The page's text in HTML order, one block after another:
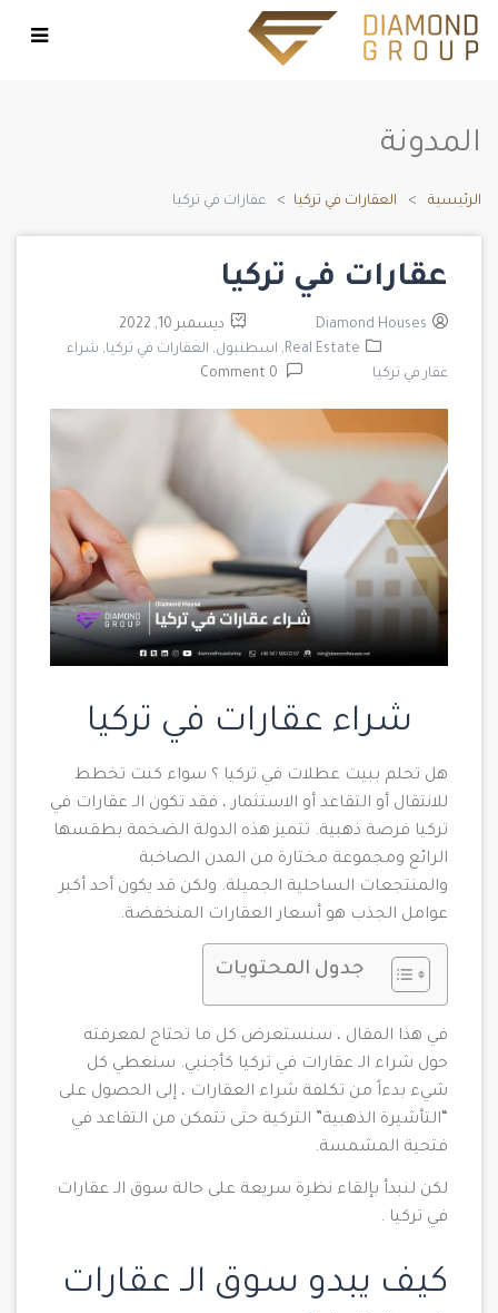
المدونة
الرئيسية العقارات في تركيا عقارات في تركيا
عقارات في تركيا
Diamond Houses
ديسمبر 10, 2022
Real Estate, اسطنبول, العقارات في تركيا, شراء
عقار في تركيا
شراء عقارات في تركيا
هل تحلم ببيت عطلات في تركيا ؟ سواء كنت تخطط
للانتقال أو التقاعد أو الاستثمار ، فقد تكون الـ عقارات في
تركيا فرصة ذهبية. تتميز هذه الدولة الضخمة بطقسها
الرائع ومجموعة مختارة من المدن الصاخبة
والمنتجعات الساحلية الجميلة. ولكن قد يكون أحد أكبر
عوامل الجذب هو أسعار العقارات المنخفضة.
جدول المحتويات
في هذا المقال ، سنستعرض كل ما تحتاج لمعرفته
حول شراء الـ عقارات في تركيا كأجنبي. سنغطي كل
شيء بدءاً من تكلفة شراء العقارات ، إلى الحصول على
“التأشيرة الذهبية” التركية حتى تتمكن من التقاعد في
فتحية المشمسة.
لكن لنبدأ بإلقاء نظرة سريعة على حالة سوق الـ عقارات
في تركيا .
كيف يبدو سوق الـ عقارات